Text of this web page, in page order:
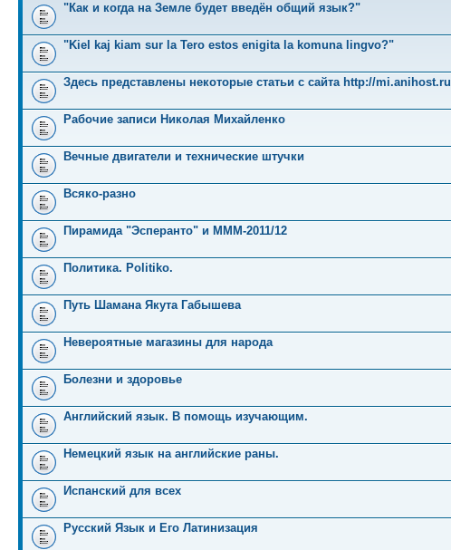
"Как и когда на Земле будет введён общий язык?"
"Kiel kaj kiam sur la Tero estos enigita la komuna lingvo?"
Здесь представлены некоторые статьи с сайта http://mi.anihost.ru
Рабочие записи Николая Михайленко
Вечные двигатели и технические штучки
Всяко-разно
Пирамида "Эсперанто" и MMM-2011/12
Политика. Politiko.
Путь Шамана Якута Габышева
Невероятные магазины для народа
Болезни и здоровье
Английский язык. В помощь изучающим.
Немецкий язык на английские раны.
Испанский для всех
Русский Язык и Его Латинизация